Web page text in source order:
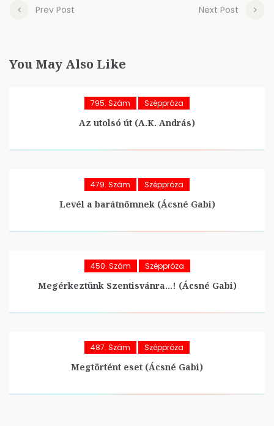
Prev Post Next Post
You May Also Like
795. Szám Széppróza
Az utolsó út (A.K. András)
479. Szám Széppróza
Levél a barátnőmnek (Ácsné Gabi)
450. Szám Széppróza
Megérkeztünk Szentisvánra…! (Ácsné Gabi)
487. Szám Széppróza
Megtörtént eset (Ácsné Gabi)